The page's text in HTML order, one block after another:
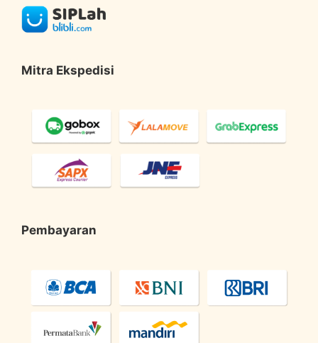
Mitra Ekspedisi
Pembayaran